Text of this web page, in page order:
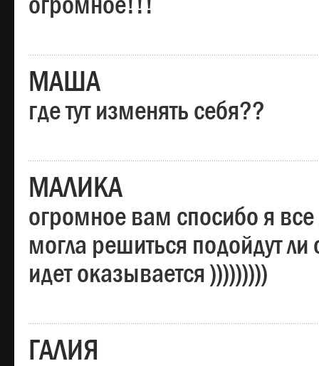
МАША
где тут изменять себя??
МАЛИКА
огромное вам спосибо я
могла решиться подойдут ли
идет оказывается )))))))))
ГАЛИЯ